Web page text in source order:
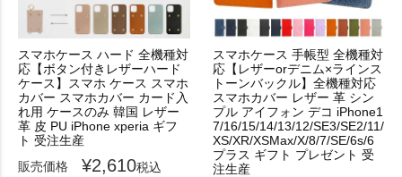
スマホケース ハード 全機種対
応【ボタン付きレザーハード
ケース】スマホ ケース スマホ
カバー スマホカバー カード入
れ用 ケースのみ 韓国 レザー
革 皮 PU iPhone xperia ギフ
ト 受注生産
販売価格
¥2,610税込
スマホケース 手帳型 全機種対
応【レザーorデニム×ラインス
トーンバックル】全機種対応
スマホカバー レザー 革 シン
プル アイフォン デコ iPhone1
7/16/15/14/13/12/SE3/SE2/11/
XS/XR/XSMax/X/8/7/SE/6s/6
プラス ギフト プレゼント 受
注生産